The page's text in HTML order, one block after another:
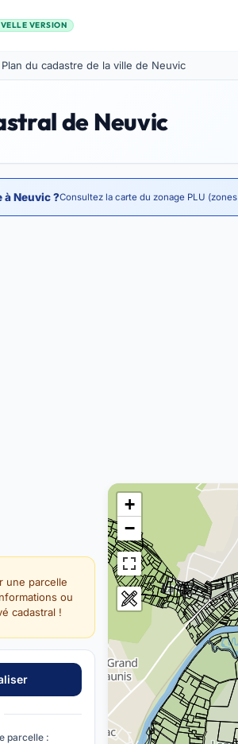
VERSION
Plan du cadastre de la ville de Neuvic
de Neuvic
Neuvic ?Consultez la carte du zonage PLU
une parcelle
ou
cadastral !
parcelle :
+
−